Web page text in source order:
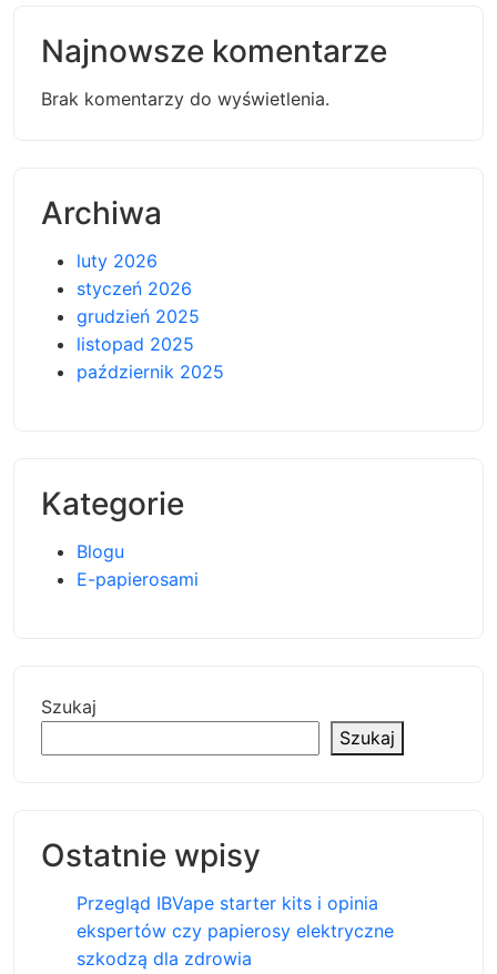
Najnowsze komentarze
Brak komentarzy do wyświetlenia.
Archiwa
luty 2026
styczeń 2026
grudzień 2025
listopad 2025
październik 2025
Kategorie
Blogu
E-papierosami
Szukaj
Szukaj
Ostatnie wpisy
Przegląd IBVape starter kits i opinia
ekspertów czy papierosy elektryczne
szkodzą dla zdrowia